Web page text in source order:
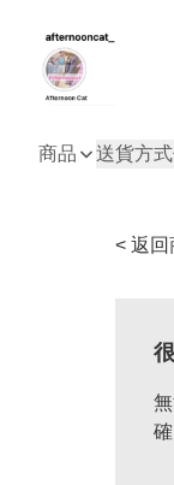
商品 送貨方式
< 返回
確